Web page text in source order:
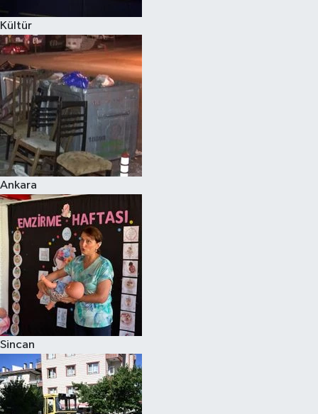
Kültür
Ankara
Sincan